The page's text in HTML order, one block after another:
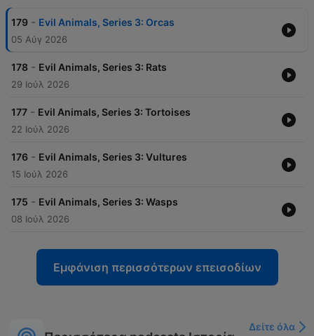
179 - Evil Animals, Series 3: Orcas
05 Αύγ 2026
178 - Evil Animals, Series 3: Rats
29 Ιούλ 2026
177 - Evil Animals, Series 3: Tortoises
22 Ιούλ 2026
176 - Evil Animals, Series 3: Vultures
15 Ιούλ 2026
175 - Evil Animals, Series 3: Wasps
08 Ιούλ 2026
Εμφάνιση περισσότερων επεισοδίων
Δείτε όλα